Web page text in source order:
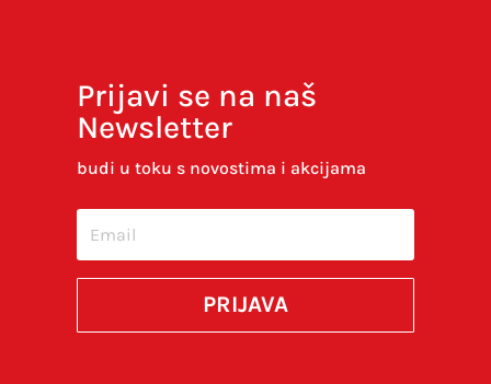
Spremi moje ime, e-poštu i web-stranicu u
budem komentirao.
Prijavi se na naš
Newsletter
budi u toku s novostima i akcijama
PRIJAVA